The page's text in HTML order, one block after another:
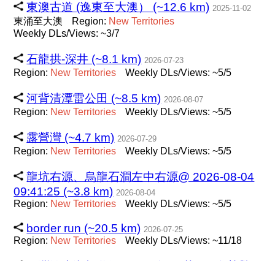
東澳古道 (逸東至大澳） (~12.6 km) 2025-11-02
東涌至大澳 Region: New Territories
Weekly DLs/Views: ~3/7
石龍拱-深井 (~8.1 km) 2026-07-23
Region: New Territories Weekly DLs/Views: ~5/5
河背清潭雷公田 (~8.5 km) 2026-08-07
Region: New Territories Weekly DLs/Views: ~5/5
露營灣 (~4.7 km) 2026-07-29
Region: New Territories Weekly DLs/Views: ~5/5
龍坑右源、烏龍石澗左中右源@ 2026-08-04
09:41:25 (~3.8 km) 2026-08-04
Region: New Territories Weekly DLs/Views: ~5/5
border run (~20.5 km) 2026-07-25
Region: New Territories Weekly DLs/Views: ~11/18